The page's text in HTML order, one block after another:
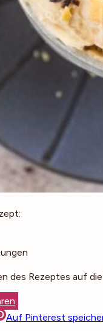
des Rezeptes auf
Auf Pinterest